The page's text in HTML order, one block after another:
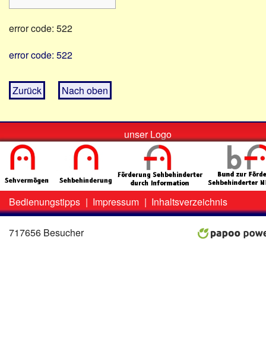
error code: 522
error code: 522
Zurück Nach oben
unser Logo
Zweit-
Menü
Bedienungstipps | Impressum | Inhaltsverzeichnis
717656 Besucher